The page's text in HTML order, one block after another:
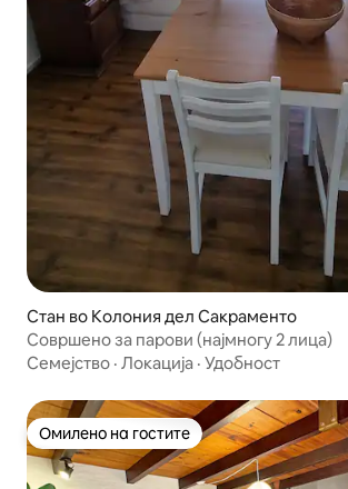
Стан во Колония дел Сакраменто
Совршено за парови (најмногу 2 лица)
Семејство · Локација · Удобност
Омилено на гостите
Омилено на гостите